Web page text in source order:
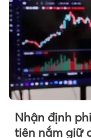
Nhận định
tiên nắm giữ